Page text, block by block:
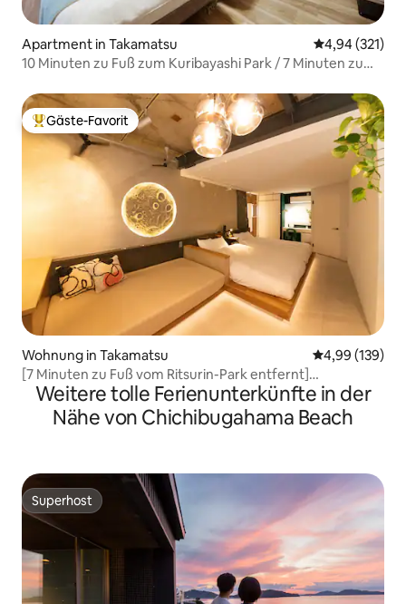
Apartment in Takamatsu
4,94 (321)
10 Minuten zu Fuß zum Kuribayashi Park / 7 Minuten zu
Kompaktes Zimmer, [harenoya20...
Beliebter Gäste-Favorit.
Gäste-Favorit
Wohnung in Takamatsu
4,99 (139)
[7 Minuten zu Fuß vom Ritsurin-Park entfernt]
Japanisches Kunstzimmer/Theater/komplett
renoviert/maximal 5 Personen/komplett
privat/kostenloser Parkplatz
Weitere tolle Ferienunterkünfte in der
Nähe von Chichibugahama Beach
Superhost
Superhost